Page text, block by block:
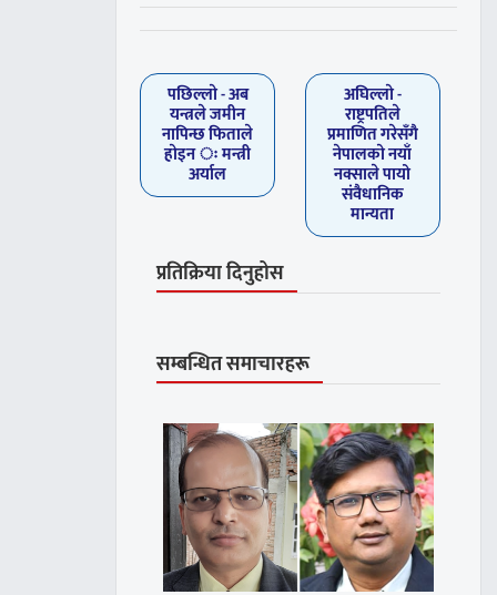
पछिल्लाे -अब
यन्त्रले जमीन
नापिन्छ फिताले
हाेइन ः मन्त्री
अर्याल
अघिल्लाे -
राष्ट्रपतिले
प्रमाणित गरेसँगै
नेपालकाे नयाँ
नक्साले पायो
संवैधानिक
मान्यता
प्रतिक्रिया दिनुहोस
सम्बन्धित समाचारहरू